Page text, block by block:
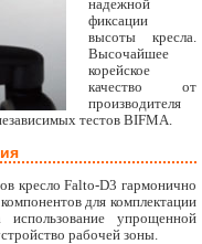
надежной
фиксации
высоты кресла.
Высочайшее
корейское
качество от
производителя
тестов BIFMA.
кресло Falto-D3 гармонично
для комплектации
упрощенной
рабочей зоны.